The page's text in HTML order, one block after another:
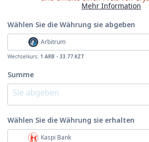
Mehr Information
Wählen Sie die Währung sie abgeben
Arbitrum
Wechselkurs: 1 ARB - 33.77 KZT
Summe
Wählen Sie die Währung sie erhalten
Kaspi Bank